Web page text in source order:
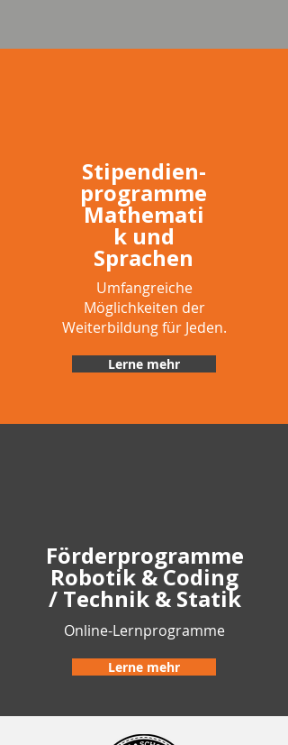
Stipendien-
programme
Mathemati
k und
Sprachen
Umfangreiche
Möglichkeiten der
Weiterbildung für Jeden.
Lerne mehr
Förderprogramme
Robotik & Coding
/ Technik & Statik
Online-Lernprogramme
Lerne mehr